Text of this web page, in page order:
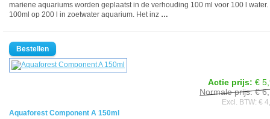
mariene aquariums worden geplaatst in de verhouding 100 ml voor 100 l water.
100ml op 200 l in zoetwater aquarium. Het inz …
Actie prijs: €
Normale prijs: €
Excl. BTW: €
Aquaforest Component A 150ml